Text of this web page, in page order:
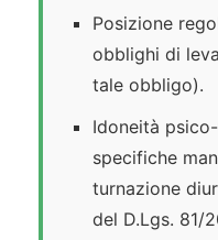
Posizione
obblighi di
tale obbligo).
Idoneità
specifiche
turnazione
del D.Lgs. 81/